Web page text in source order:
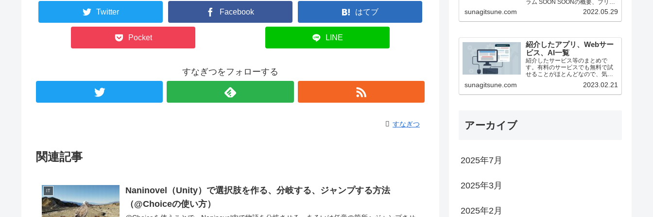
Twitter Facebook はてブ
Pocket LINE
すなぎつをフォローする
すなぎつ
関連記事
IT
Naninovel（Unity）で選択肢を作る、分岐する、ジャンプする方法
（@Choiceの使い方）
ラム SOON SOONの概要、ブリッ
ジ方法（25/1月時点） ステーキン
グ ZEROBASE ZEROBASE...
sunagitsune.com 2022.05.29
紹介したアプリ、Webサー
ビス、AI一覧
紹介したサービス等のまとめで
す。有料のサービスでも無料で試
せることがほとんどなので、気に
sunagitsune.com 2023.02.21
アーカイブ
2025年7月
2025年3月
2025年2月